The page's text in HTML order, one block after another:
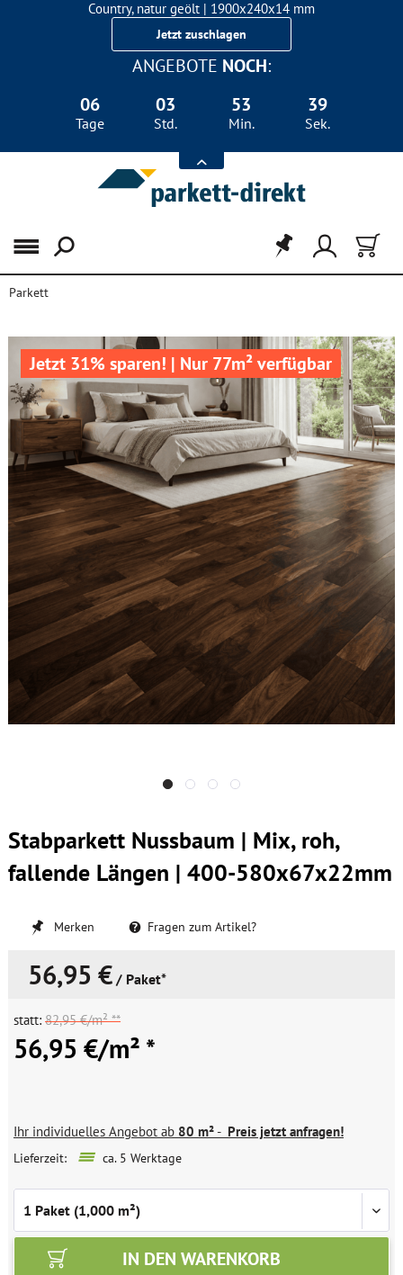
Country, natur geölt | 1900x240x14 mm
240 mm Breitdiele Eiche für nur 36,50 €/m²
Jetzt zuschlagen
ANGEBOTE NOCH:
06
Tage
03
Std.
53
Min.
39
Sek.
Menü
Parkett
Jetzt 31% sparen! | Nur 77m² verfügbar
Stabparkett Nussbaum | Mix, roh,
fallende Längen | 400-580x67x22mm
Merken Fragen zum Artikel?
56,95 € / Paket*
statt: 82,95 €/m² **
56,95 €/m² *
Ihr individuelles Angebot ab 80 m²- Preis jetzt anfragen!
Lieferzeit: ca. 5 Werktage
IN DEN WARENKORB